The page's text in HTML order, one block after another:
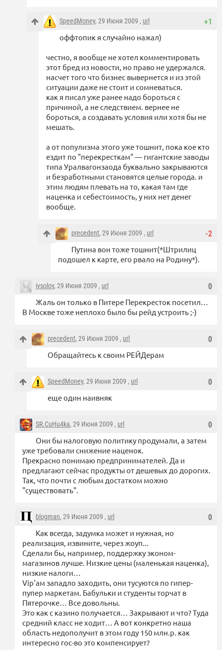
+1
SpeedMoney, 29 Июня 2009 , url
оффтопик я случайно нажал)
честно, я вообще не хотел комментировать
этот бред из новости, но право не удержался.
насчет того что бизнес вывернется и из этой
ситуации даже не стоит и сомневаться.
как я писал уже ранее надо бороться с
причиной, а не следствием. вернее не
бороться, а создавать условия или хотя бы не
мешать.
а от популизма этого уже тошнит, пока кое кто
ездит по "перекресткам" — гигантские заводы
типа Уралвагонзаода буквально закрываются
и безработными становятся целые города. и
этим людям плевать на то, какая там где
наценка и себестоимость, у них нет денег
вообще.
-2
precedent, 29 Июня 2009 , url
Путина вон тоже тошнит(*Штрилиц
подошел к карте, его рвало на Родину*).
0
ivsolov, 29 Июня 2009 , url
Жаль он только в Питере Перекресток посетил…
В Москве тоже неплохо было бы рейд устроить ;-)
0
precedent, 29 Июня 2009 , url
Обращайтесь к своим РЕЙДерам
0
SpeedMoney, 29 Июня 2009 , url
еще один наивняк
0
SR.CuHu4ka, 29 Июня 2009 , url
Они бы налоговую политику продумали, а затем
уже требовали снижение наценок.
Прекрасно понимаю предпринимателей. Да и
предлагают сейчас продукты от дешевых до дорогих.
Так, что почти с любым достатком можно
"существовать".
0
blogman, 29 Июня 2009 , url
Как всегда, задумка может и нужная, но
реализация, извините, через жоуп...
Сделали бы, например, поддержку эконом-
магазинов лучше. Низкие цены (маленькая наценка),
низкие налоги…
Vip'ам западло заходить, они тусуются по гипер-
пупер маркетам. Бабульки и студенты торчат в
Пятерочке… Все довольны.
Это как с казино получается… Закрывают и что? Туда
средний класс не ходит… А вот конкретно наша
область недополучит в этом году 150 млн.р. как
интересно гос-во это компенсирует?